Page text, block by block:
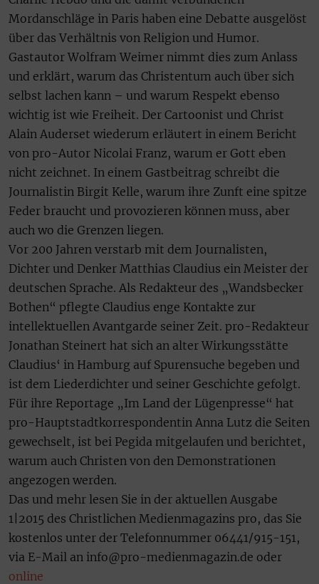
Mordanschläge in Paris haben eine Debatte ausgelöst
über das Verhältnis von Religion und Humor.
Gastautor Wolfram Weimer nimmt dies zum Anlass
und erklärt, warum das Christentum auch über sich
selbst lachen kann – und warum Respekt ebenso
wichtig ist wie Freiheit. Der Cartoonist und Christ
Alain Auderset wiederum erläutert in einem Bericht
von pro-Autor Nicolai Franz, warum er Gott eben
nicht zeichnet. In einem Gastbeitrag schreibt die
Journalistin Birgit Kelle, warum ihre Zunft eine spitze
Feder braucht und provozieren können muss, aber
auch wo die Grenzen liegen.
Vor 200 Jahren verstarb mit dem Journalisten,
Dichter und Denker Matthias Claudius ein Meister der
deutschen Sprache. Als Redakteur des „Wandsbecker
Bothen“ pflegte Claudius enge Kontakte zur
intellektuellen Avantgarde seiner Zeit. pro-Redakteur
Jonathan Steinert hat sich an alter Wirkungsstätte
Claudius‘ in Hamburg auf Spurensuche begeben und
ist dem Liederdichter und seiner Geschichte gefolgt.
Für ihre Reportage „Im Land der Lügenpresse“ hat
pro-Hauptstadtkorrespondentin Anna Lutz die Seiten
gewechselt, ist bei Pegida mitgelaufen und berichtet,
warum auch Christen von den Demonstrationen
angezogen werden.
Das und mehr lesen Sie in der aktuellen Ausgabe
1|2015 des Christlichen Medienmagazins pro, das Sie
kostenlos unter der Telefonnummer 06441/915-151,
via E-Mail an info@pro-medienmagazin.de oder
online